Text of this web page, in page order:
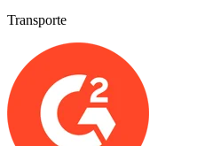
Transporte